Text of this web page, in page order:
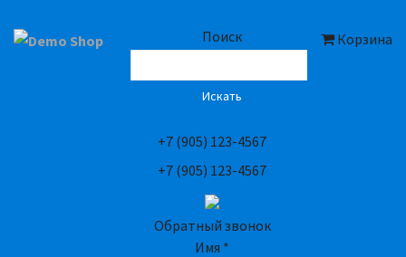
Корзина
Поиск
Искать
+7 (905) 123-4567
+7 (905) 123-4567
Обратный звонок
Имя *